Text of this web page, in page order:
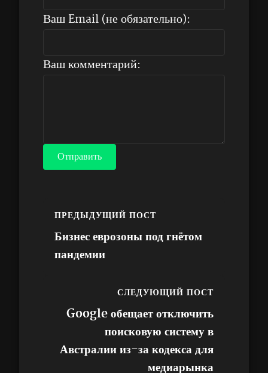
Ваш Email (не обязательно):
Ваш комментарий:
Отправить
ПРЕДЫДУЩИЙ ПОСТ
Бизнес еврозоны под гнётом
пандемии
СЛЕДУЮЩИЙ ПОСТ
Google обещает отключить
поисковую систему в
Австралии из-за кодекса для
медиарынка